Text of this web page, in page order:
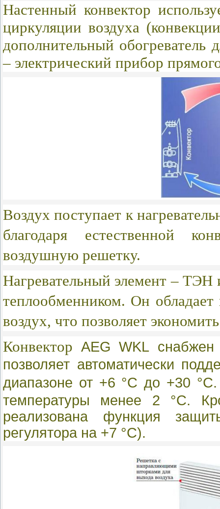
Настенный конвектор
циркуляции воздуха
дополнительный
– электрический прибор
Воздух поступает к
благодаря естественной
воздушную решетку.
Нагревательный элемент –
теплообменником. Он
воздух, что позволяет
Конвектор AEG WKL снабжен
позволяет автоматически
диапазоне от +6 °С до +30 °С
температуры менее 2 °C.
реализована функция
регулятора на +7 °C).